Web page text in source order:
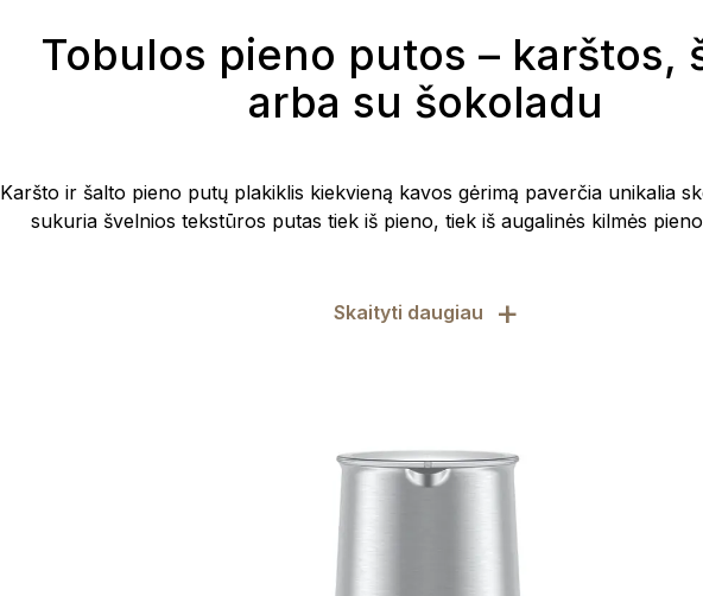
Tobulos pieno putos – karštos,
arba su šokoladu
Karšto ir šalto pieno putų plakiklis kiekvieną kavos gėrimą paverčia unikalia
sukuria švelnios tekstūros putas tiek iš pieno, tiek iš augalinės kilmės
Skaityti daugiau +